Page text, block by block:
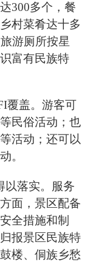
300多个，餐
村菜肴达十多
游厕所按星
富有民族特
覆盖。游客可
民俗活动；也
活动；还可以
。
以落实。服务
面，景区配备
全措施和制
报景区民族特
楼、侗族乡愁